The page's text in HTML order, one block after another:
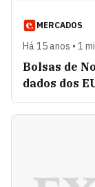
MERCADOS
Há 15 anos • 1
Bolsas de
dados dos